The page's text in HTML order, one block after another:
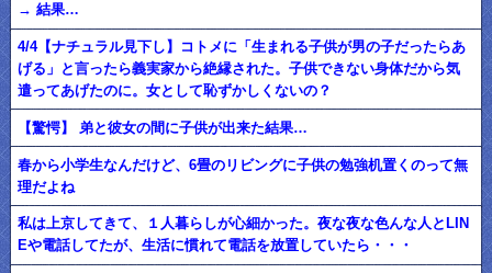
→ 結果…
4/4【ナチュラル見下し】コトメに「生まれる子供が男の子だったらあ
げる」と言ったら義実家から絶縁された。子供できない身体だから気
遣ってあげたのに。女として恥ずかしくないの？
【驚愕】 弟と彼女の間に子供が出来た結果…
春から小学生なんだけど、6畳のリビングに子供の勉強机置くのって無
理だよね
私は上京してきて、１人暮らしが心細かった。夜な夜な色んな人とLIN
Eや電話してたが、生活に慣れて電話を放置していたら・・・